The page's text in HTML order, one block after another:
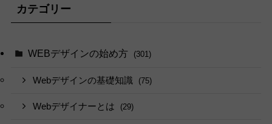
カテゴリー
WEBデザインの始め方 (301)
Webデザインの基礎知識 (75)
Webデザイナーとは (29)